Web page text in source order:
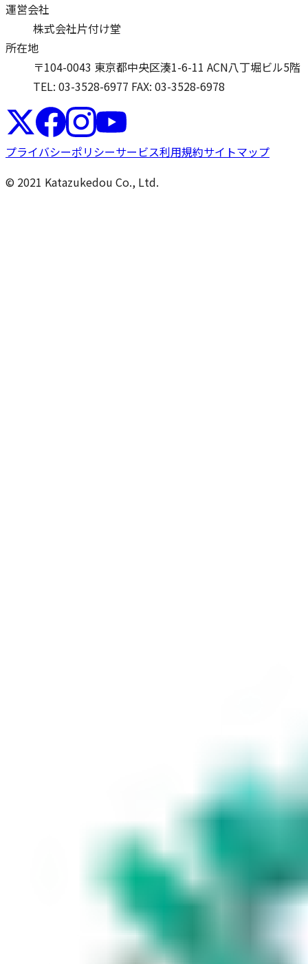
運営会社
株式会社片付け堂
所在地
〒104-0043 東京都中央区湊1-6-11 ACN八丁堀ビル5階
TEL: 03-3528-6977 FAX: 03-3528-6978
プライバシーポリシーサービス利用規約サイトマップ
© 2021 Katazukedou Co., Ltd.